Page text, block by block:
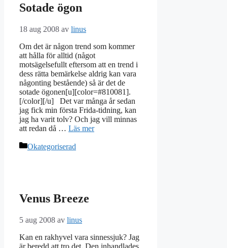
Sotade ögon
18 aug 2008 av linus
Om det är någon trend som kommer
att hålla för alltid (något
motsägelsefullt eftersom att en trend i
dess rätta bemärkelse aldrig kan vara
någonting bestående) så är det de
sotade ögonen[u][color=#810081].
[/color][/u] Det var många år sedan
jag fick min första Frida-tidning, kan
jag ha varit tolv? Och jag vill minnas
att redan då … Läs mer
Kategorier
Okategoriserad
Venus Breeze
5 aug 2008 av linus
Kan en rakhyvel vara sinnessjuk? Jag
är beredd att tro det. Den inhandlades